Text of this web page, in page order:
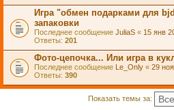
Игра "обмен подарками для
запаковки
Последнее сообщение JuliaS « 15 янв
Ответы: 201
Фото-цепочка... Или игра в
Последнее сообщение Le_Only « 29
Ответы: 390
Показать темы за: